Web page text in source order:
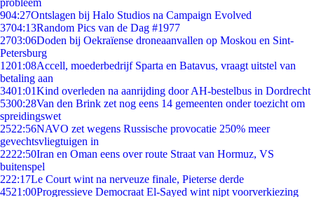
probleem
904:27Ontslagen bij Halo Studios na Campaign Evolved
3704:13Random Pics van de Dag #1977
2703:06Doden bij Oekraïense droneaanvallen op Moskou en Sint-
Petersburg
1201:08Accell, moederbedrijf Sparta en Batavus, vraagt uitstel van
betaling aan
3401:01Kind overleden na aanrijding door AH-bestelbus in Dordrecht
5300:28Van den Brink zet nog eens 14 gemeenten onder toezicht om
spreidingswet
2522:56NAVO zet wegens Russische provocatie 250% meer
gevechtsvliegtuigen in
2222:50Iran en Oman eens over route Straat van Hormuz, VS
buitenspel
222:17Le Court wint na nerveuze finale, Pieterse derde
4521:00Progressieve Democraat El-Sayed wint nipt voorverkiezing